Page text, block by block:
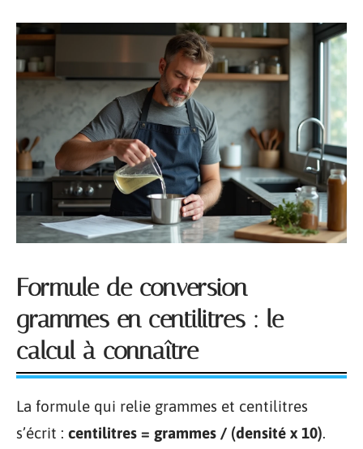
Formule de conversion
grammes en centilitres : le
calcul à connaître
La formule qui relie grammes et centilitres
s’écrit : centilitres = grammes / (densité x 10).